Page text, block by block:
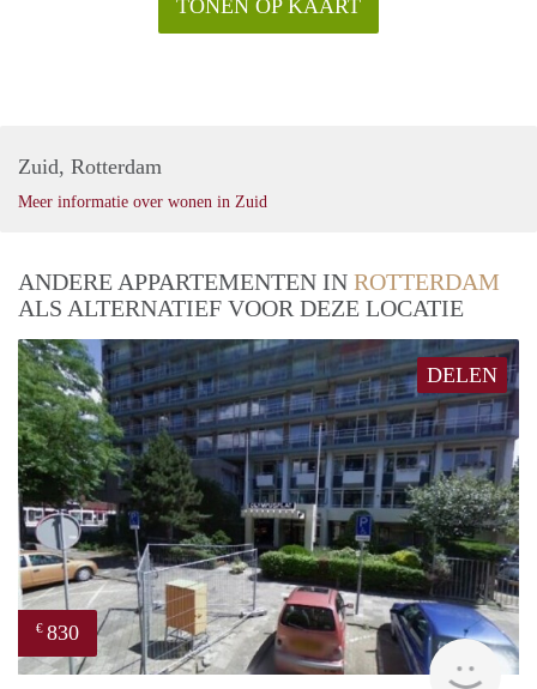
TONEN OP KAART
Zuid, Rotterdam
Meer informatie over wonen in Zuid
ANDERE APPARTEMENTEN IN ROTTERDAM
ALS ALTERNATIEF VOOR DEZE LOCATIE
DELEN
€ 830